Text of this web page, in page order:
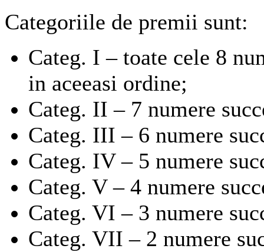
Categoriile de premii sunt:
Categ. I – toate cele 8
in aceeasi ordine;
Categ. II – 7 numere
Categ. III – 6 numere
Categ. IV – 5 numere
Categ. V – 4 numere
Categ. VI – 3 numere
Categ. VII – 2 numere